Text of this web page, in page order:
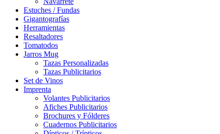
Estuches / Fundas
Gigantografías
Herramientas
Resaltadores
Tomatodos
Jarros Mug
Tazas Personalizadas
Tazas Publicitarios
Set de Vinos
Imprenta
Volantes Publicitarios
Afiches Publicitarios
Brochures y Fólderes
Cuadernos Publicitarios